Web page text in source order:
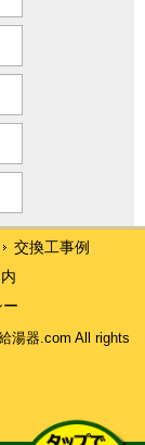
交換工事例
湯器.com All rights